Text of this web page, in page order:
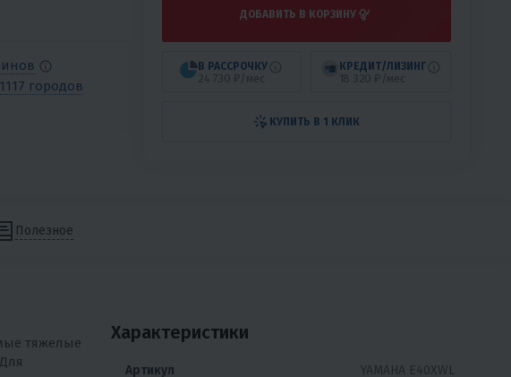
1117 городов
ДОБАВИТЬ В КОРЗИНУ
В РАССРОЧКУ
24 730 ₽/мес
КРЕДИТ/ЛИЗИНГ
18 320 ₽/мес
КУПИТЬ В 1 КЛИК
Полезное
тяжелые
Характеристики
Артикул YAMAHA E40XWL